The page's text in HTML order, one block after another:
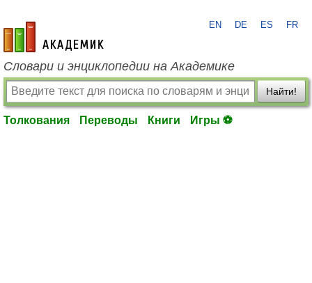
academic.ru
EN DE ES FR
Словари и энциклопедии на Академике
Найти!
Толкования Переводы Книги Игры ⚽